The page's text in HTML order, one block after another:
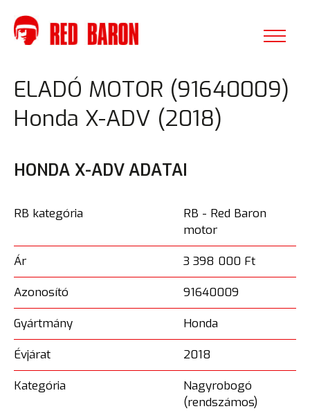
ELADÓ MOTOR (91640009)
Honda X-ADV (2018)
HONDA X-ADV ADATAI
RB kategória
RB - Red Baron
motor
Ár
3 398 000 Ft
Azonosító
91640009
Gyártmány
Honda
Évjárat
2018
Kategória
Nagyrobogó
(rendszámos)